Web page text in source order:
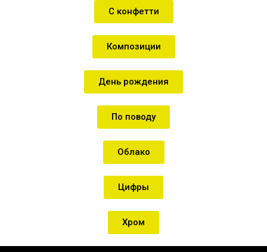
С конфетти
Композиции
День рождения
По поводу
Облако
Цифры
Хром